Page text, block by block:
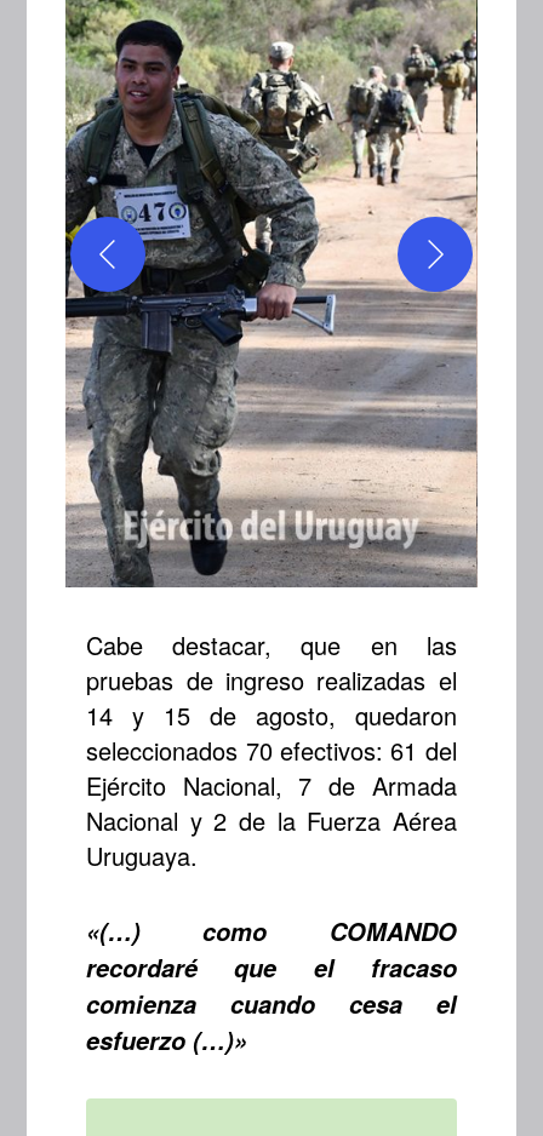
Cabe destacar, que en las
pruebas de ingreso realizadas el
14 y 15 de agosto, quedaron
seleccionados 70 efectivos: 61 del
Ejército Nacional, 7 de Armada
Nacional y 2 de la Fuerza Aérea
Uruguaya.
«(…) como COMANDO
recordaré que el fracaso
comienza cuando cesa el
esfuerzo (…)»